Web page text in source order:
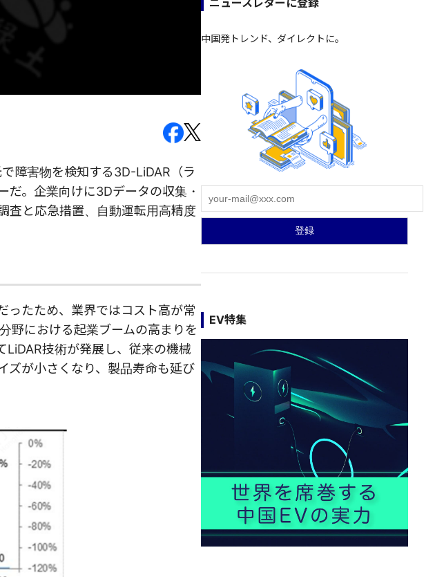
障害物を検知する3D-LiDAR（ラ
だ。企業向けに3Dデータの収集・
査と応急措置、自動運転用高精度
ったため、業界ではコスト高が常
野における起業ブームの高まりを
LiDAR技術が発展し、従来の機械
ズが小さくなり、製品寿命も延び
ニュースレターに登録
中国発トレンド、ダイレクトに。
EV特集